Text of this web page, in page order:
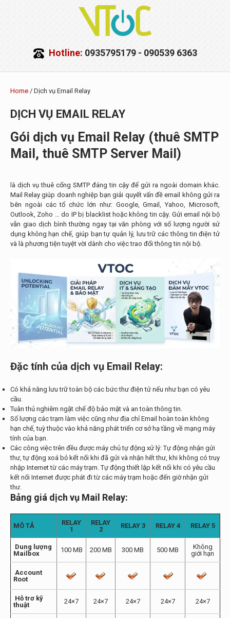
Hotline: 0935795179 - 090539 6363
Home / Dịch vụ Email Relay
DỊCH VỤ EMAIL RELAY
Gói dịch vụ Email Relay (thuê SMTP
Mail, thuê SMTP Server Mail)
là dịch vụ thuê cổng SMTP đáng tin cậy để gửi ra ngoài domain khác.
Mail Relay giúp doanh nghiệp bạn giải quyết vấn đề email không gửi ra
bên ngoài các tổ chức lớn như: Google, Gmail, Yahoo, Microsoft,
Outlook, Zoho … do IP bị blacklist hoặc không tin cậy. Gửi email nội bộ
vẫn giao dịch bình thường ngay tại văn phòng với số lượng người sử
dụng không hạn chế, giúp bạn tự quản lý, lưu trữ các thông tin điện tử
và là phương tiện tuyệt vời dành cho việc trao đổi thông tin nội bộ.
Đặc tính của dịch vụ Email Relay:
Có khả năng lưu trữ toàn bộ các bức thư điện tử nếu như bạn có yêu
cầu.
Tuân thủ nghiêm ngặt chế độ bảo mật và an toàn thông tin.
Số lượng các trạm làm việc cũng như địa chỉ Email hoàn toàn không
hạn chế, tuỳ thuộc vào khả năng phát triển cơ sở hạ tầng về mạng máy
tính của bạn.
Các công việc trên đều được máy chủ tự động xử lý: Tự động nhận gửi
thư, tự động xoá bỏ kết nối khi đã gửi và nhận hết thư, khi không có truy
nhập Internet từ các máy trạm. Tự động thiết lập kết nối khi có yêu cầu
kết nối Internet được phát đi từ các máy trạm hoặc đến giờ nhận gửi
thư.
Bảng giá dịch vụ Mail Relay:
MÔ TẢ
RELAY
1
RELAY
2
RELAY 3 RELAY 4 RELAY 5
Dung lượng
Mailbox
100 MB 200 MB 300 MB 500 MB
Không
giới hạn
Account
Root
Hỗ trơ kỹ
thuật
24×7 24×7 24×7 24×7 24×7